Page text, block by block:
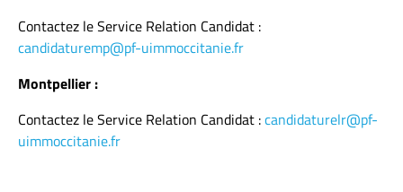
Contactez le Service Relation Candidat :
candidaturemp@pf-uimmoccitanie.fr
Montpellier :
Contactez le Service Relation Candidat :candidaturelr@pf-
uimmoccitanie.fr